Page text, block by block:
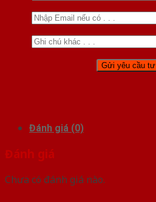
Đánh giá (0)
Đánh giá
Chưa có đánh giá nào.